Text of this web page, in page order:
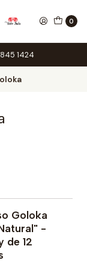
0
1424
Goloka
-
de 12